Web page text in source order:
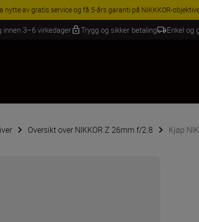
SAVINGS | Få 15 % rabatt på utvalgt tilbehør, gjør fotoutstyret
innen 3–6 virkedager Trygg og sikker betaling Enkel og
Oversikt over NIKKOR Z 26mm f/2.8 Kjøp